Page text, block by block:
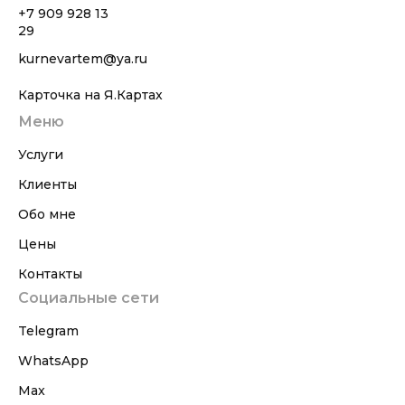
+7 909 928 13
29
kurnevartem@ya.ru
Карточка на Я.Картах
Меню
Услуги
Клиенты
Обо мне
Цены
Контакты
Социальные сети
Telegram
WhatsApp
Max